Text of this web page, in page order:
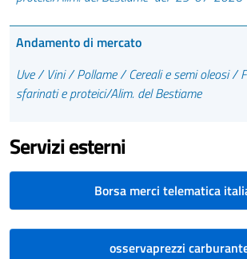
Andamento di mercato
Uve / Vini / Pollame / Cereali e semi oleosi /
sfarinati e proteici/Alim. del Bestiame
Servizi esterni
Borsa merci telematica
osservaprezzi